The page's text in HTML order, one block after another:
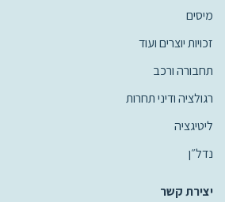
מיסים
זכויות יוצרים ועוד
תחבורה ורכב
רגולציה ודיני תחרות
ליטיגציה
נדל״ן
יצירת קשר